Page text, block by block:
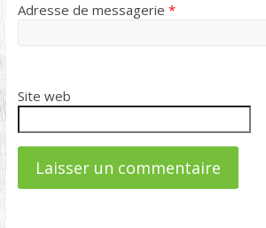
Adresse de messagerie *
Site web